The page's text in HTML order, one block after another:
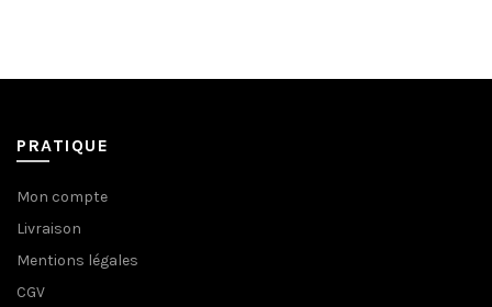
PRATIQUE
Mon compte
Livraison
Mentions légales
CGV